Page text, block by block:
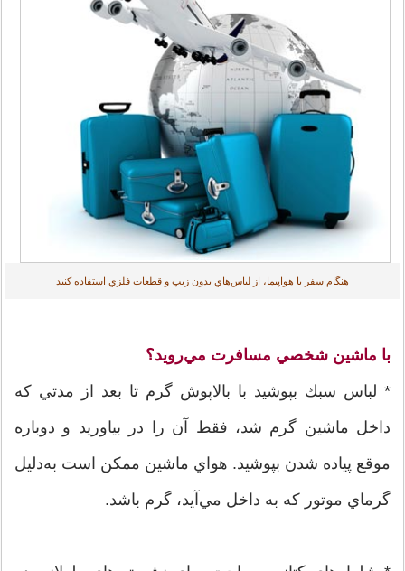
هنگام سفر با هواپیما، از لباس‌هاي بدون زيپ و قطعات فلزي استفاده كنيد
با ماشين شخصي مسافرت مي‌رويد؟
* لباس سبك بپوشيد با بالاپوش گرم تا بعد از مدتي كه
داخل ماشين گرم شد، فقط آن‌ را در بياوريد و دوباره
موقع پياده شدن بپوشيد. هواي ماشين ممكن است به‌دليل
گرماي موتور كه به داخل مي‌آيد، گرم باشد.